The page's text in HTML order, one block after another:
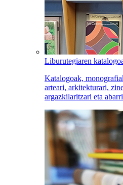
Liburutegiaren
Katalogoak,
arteari, arkitekturari,
argazkilaritzari eta